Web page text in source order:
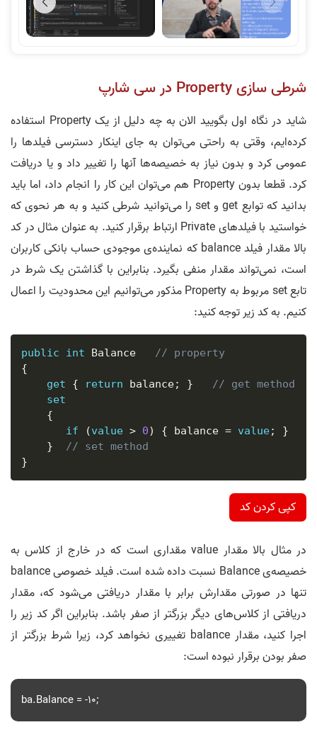
شرطی سازی Property در سی شارپ
شاید در نگاه اول بگویید الان به چه دلیل از یک Property استفاده
کرده‌ایم، وقتی به راحتی می‌توان به جای اینکار دسترسی فیلدها را
عمومی کرد و بدون نیاز به خصیصه‌ها آنها را تغییر داد و یا دریافت
کرد. قطعا بدون Property هم می‌توان این کار را انجام داد، اما باید
بدانید که توابع get و set را می‌توانید شرطی کنید و به هر نحوی که
خواستید با فیلد‌های Private ارتباط برقرار کنید. به عنوان مثال در کد
بالا مقدار فیلد balance که نماینده‌ی موجودی حساب بانکی کاربران
است، نمی‌تواند مقدار منفی بگیرد. بنابراین با گذاشتن یک شرط در
تابع set مربوط به Property مذکور می‌توانیم این محدودیت را اعمال
کنیم. به کد زیر توجه کنید:
public int Balance // property
{
get
{ return balance; }
// get method
set
{
if
(value > 0) { balance = value;
}
}
// set method
}
کپی کردن کد
در مثال بالا مقدار value مقداری است که در خارج از کلاس به
خصیصه‌ی Balance نسبت داده شده است. فیلد خصوصی balance
تنها در صورتی مقدارش برابر با مقدار دریافتی می‌شود که، مقدار
دریافتی از کلاس‌های دیگر بزرگتر از صفر باشد. بنابراین اگر کد زیر را
اجرا کنید، مقدار balance تغییری نخواهد کرد، زیرا شرط بزرگتر از
صفر بودن برقرار نبوده است:
ba.Balance = -10;